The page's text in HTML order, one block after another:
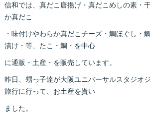
信和では、真だこ唐揚げ・真だこめしの素・
か真だこ
・味付けやわらか真だこチーズ・鯛ほぐし・
漬け・等、たこ・鯛・を中心
に通販・土産・を販売しています。
昨日、甥っ子達が大阪ユニバーサルスタジオ
旅行に行って、お土産を貰い
ました。